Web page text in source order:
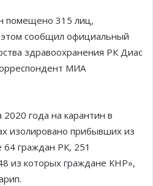
помещено 315 лиц,
сообщил официальный
здравоохранения РК Диас
МИА
года на карантин в
изолировано прибывших из
граждан РК, 251
из которых граждане КНР»,